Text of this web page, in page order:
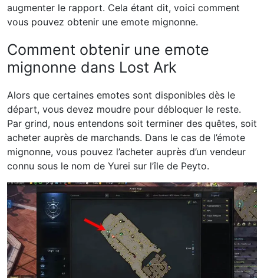
augmenter le rapport. Cela étant dit, voici comment
vous pouvez obtenir une emote mignonne.
Comment obtenir une emote
mignonne dans Lost Ark
Alors que certaines emotes sont disponibles dès le
départ, vous devez moudre pour débloquer le reste.
Par grind, nous entendons soit terminer des quêtes, soit
acheter auprès de marchands. Dans le cas de l’émote
mignonne, vous pouvez l’acheter auprès d’un vendeur
connu sous le nom de Yurei sur l’île de Peyto.